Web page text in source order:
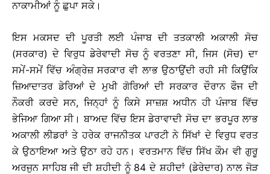
ਨਾਕਾਮੀਆਂ ਨੂੰ ਛੁਪਾ ਸਕੇ।
ਇਸ ਮਕਸਦ ਦੀ ਪੂਰਤੀ ਲਈ ਪੰਜਾਬ ਦੀ ਤਤਕਾਲੀ ਅਕਾਲੀ ਸੋਚ
(ਸਰਕਾਰ) ਦੇ ਵਿਰੁਧ ਡੇਰੇਵਾਦੀ ਸੋਚ ਨੂੰ ਵਰਤਣਾ ਸੀ, ਜਿਸ (ਸੋਚ) ਦਾ
ਸਮੇਂ-ਸਮੇਂ ਵਿੱਚ ਅੰਗ੍ਰੇਜ਼ ਸਰਕਾਰ ਵੀ ਲਾਭ ਉਠਾਉਂਦੀ ਰਹੀ ਸੀ ਕਿਉਂਕਿ
ਜ਼ਿਆਦਾਤਰ ਡੇਰਿਆਂ ਦੇ ਮੁਖੀ ਗੋਰਿਆਂ ਦੀ ਸਰਕਾਰ ਦੌਰਾਨ ਫੌਜ ਦੀ
ਨੌਕਰੀ ਕਰਦੇ ਸਨ, ਜਿਨ੍ਹਾਂ ਨੂੰ ਕਿਸੇ ਸਾਜ਼ਸ਼ ਅਧੀਨ ਹੀ ਪੰਜਾਬ ਵਿੱਚ
ਭੇਜਿਆ ਗਿਆ ਸੀ। ਬਾਅਦ ਵਿੱਚ ਇਸ ਡੇਰਾਵਾਦੀ ਸੋਚ ਦਾ ਭਰਪੂਰ ਲਾਭ
ਅਕਾਲੀ ਲੀਡਰਾਂ ਤੇ ਹਰੇਕ ਰਾਜਨੀਤਕ ਪਾਰਟੀ ਨੇ ਸਿੱਖਾਂ ਦੇ ਵਿਰੁਧ ਵਰਤ
ਕੇ ਉਠਾਇਆ ਅਤੇ ਉਠਾ ਰਹੇ ਹਨ। ਵਰਤਮਾਨ ਵਿੱਚ ਸਿੱਖ ਕੌਮ ਵੀ ਗੁਰੂ
ਅਰਜੁਨ ਸਾਹਿਬ ਜੀ ਦੀ ਸ਼ਹੀਦੀ ਨੂੰ 84 ਦੇ ਸ਼ਹੀਦਾਂ (ਡੇਰੇਦਾਰ) ਨਾਲ ਜੋੜ